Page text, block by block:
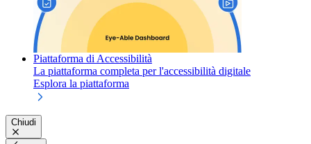
Piattaforma di Accessibilità
La piattaforma completa per l'accessibilità digitale
Esplora la piattaforma
Chiudi